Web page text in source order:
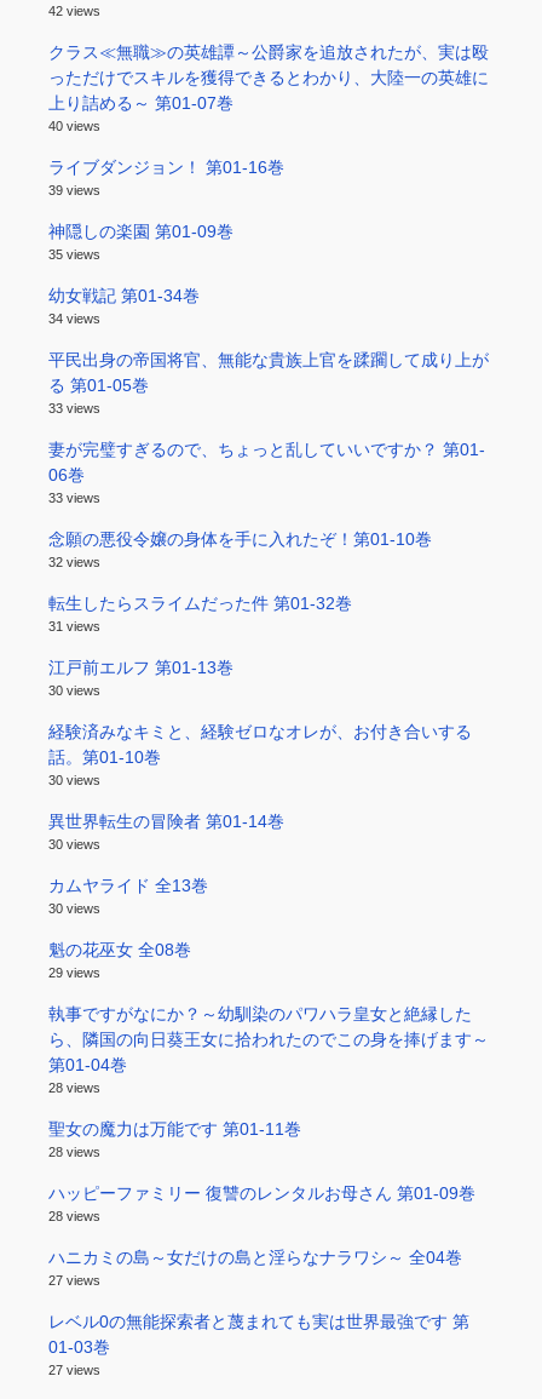
42 views
クラス≪無職≫の英雄譚～公爵家を追放されたが、実は殴
っただけでスキルを獲得できるとわかり、大陸一の英雄に
上り詰める～ 第01-07巻
40 views
ライブダンジョン！ 第01-16巻
39 views
神隠しの楽園 第01-09巻
35 views
幼女戦記 第01-34巻
34 views
平民出身の帝国将官、無能な貴族上官を蹂躙して成り上が
る 第01-05巻
33 views
妻が完璧すぎるので、ちょっと乱していいですか？ 第01-
06巻
33 views
念願の悪役令嬢の身体を手に入れたぞ！第01-10巻
32 views
転生したらスライムだった件 第01-32巻
31 views
江戸前エルフ 第01-13巻
30 views
経験済みなキミと、経験ゼロなオレが、お付き合いする
話。第01-10巻
30 views
異世界転生の冒険者 第01-14巻
30 views
カムヤライド 全13巻
30 views
魁の花巫女 全08巻
29 views
執事ですがなにか？～幼馴染のパワハラ皇女と絶縁した
ら、隣国の向日葵王女に拾われたのでこの身を捧げます～
第01-04巻
28 views
聖女の魔力は万能です 第01-11巻
28 views
ハッピーファミリー 復讐のレンタルお母さん 第01-09巻
28 views
ハニカミの島～女だけの島と淫らなナラワシ～ 全04巻
27 views
レベル0の無能探索者と蔑まれても実は世界最強です 第
01-03巻
27 views